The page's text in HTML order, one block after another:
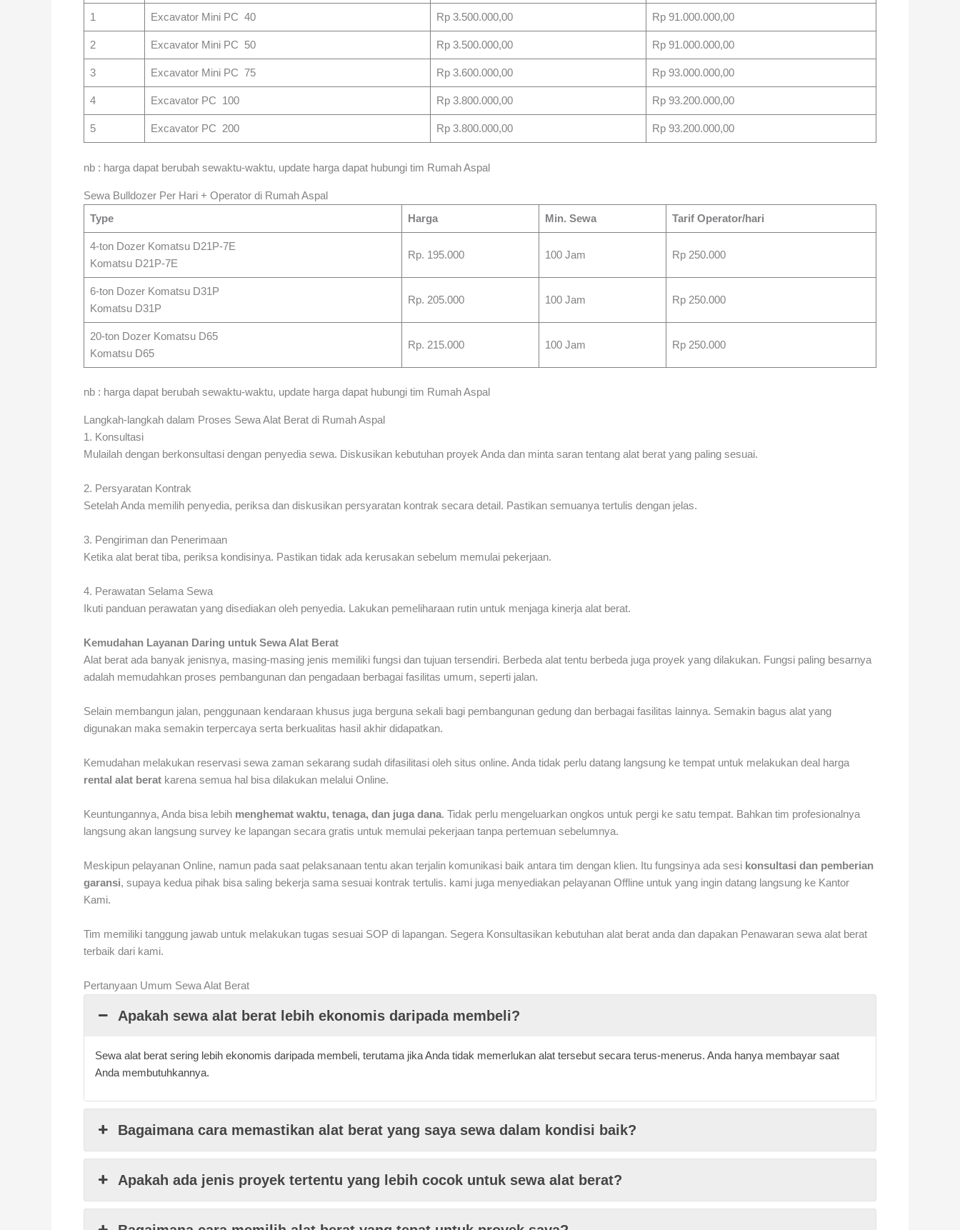
1 Excavator Mini PC 40 Rp 3.500.000,00 Rp 91.000.000,00
2 Excavator Mini PC 50 Rp 3.500.000,00 Rp 91.000.000,00
3 Excavator Mini PC 75 Rp 3.600.000,00 Rp 93.000.000,00
4 Excavator PC 100 Rp 3.800.000,00 Rp 93.200.000,00
5 Excavator PC 200 Rp 3.800.000,00 Rp 93.200.000,00
nb : harga dapat berubah sewaktu-waktu, update harga dapat hubungi tim Rumah Aspal
Sewa Bulldozer Per Hari + Operator di Rumah Aspal
Type
Harga Min. Sewa Tarif Operator/hari
4-ton Dozer Komatsu D21P-7E
Komatsu D21P-7E
Rp. 195.000 100 Jam Rp 250.000
6-ton Dozer Komatsu D31P
Komatsu D31P
Rp. 205.000 100 Jam Rp 250.000
20-ton Dozer Komatsu D65
Komatsu D65
Rp. 215.000 100 Jam Rp 250.000
nb : harga dapat berubah sewaktu-waktu, update harga dapat hubungi tim Rumah Aspal
Langkah-langkah dalam Proses Sewa Alat Berat di Rumah Aspal
1. Konsultasi
Mulailah dengan berkonsultasi dengan penyedia sewa. Diskusikan kebutuhan proyek Anda dan minta saran tentang alat berat yang paling sesuai.
2. Persyaratan Kontrak
Setelah Anda memilih penyedia, periksa dan diskusikan persyaratan kontrak secara detail. Pastikan semuanya tertulis dengan jelas.
3. Pengiriman dan Penerimaan
Ketika alat berat tiba, periksa kondisinya. Pastikan tidak ada kerusakan sebelum memulai pekerjaan.
4. Perawatan Selama Sewa
Ikuti panduan perawatan yang disediakan oleh penyedia. Lakukan pemeliharaan rutin untuk menjaga kinerja alat berat.
Kemudahan Layanan Daring untuk Sewa Alat Berat
Alat berat ada banyak jenisnya, masing-masing jenis memiliki fungsi dan tujuan tersendiri. Berbeda alat tentu berbeda juga proyek yang dilakukan. Fungsi paling besarnya
adalah memudahkan proses pembangunan dan pengadaan berbagai fasilitas umum, seperti jalan.
Selain membangun jalan, penggunaan kendaraan khusus juga berguna sekali bagi pembangunan gedung dan berbagai fasilitas lainnya. Semakin bagus alat yang
digunakan maka semakin terpercaya serta berkualitas hasil akhir didapatkan.
Kemudahan melakukan reservasi sewa zaman sekarang sudah difasilitasi oleh situs online. Anda tidak perlu datang langsung ke tempat untuk melakukan deal harga
rental alat berat karena semua hal bisa dilakukan melalui Online.
Keuntungannya, Anda bisa lebih menghemat waktu, tenaga, dan juga dana. Tidak perlu mengeluarkan ongkos untuk pergi ke satu tempat. Bahkan tim profesionalnya
langsung akan langsung survey ke lapangan secara gratis untuk memulai pekerjaan tanpa pertemuan sebelumnya.
Meskipun pelayanan Online, namun pada saat pelaksanaan tentu akan terjalin komunikasi baik antara tim dengan klien. Itu fungsinya ada sesi konsultasi dan pemberian
garansi, supaya kedua pihak bisa saling bekerja sama sesuai kontrak tertulis. kami juga menyediakan pelayanan Offline untuk yang ingin datang langsung ke Kantor
Kami.
Tim memiliki tanggung jawab untuk melakukan tugas sesuai SOP di lapangan. Segera Konsultasikan kebutuhan alat berat anda dan dapakan Penawaran sewa alat berat
terbaik dari kami.
Pertanyaan Umum Sewa Alat Berat
Apakah sewa alat berat lebih ekonomis daripada membeli?
Sewa alat berat sering lebih ekonomis daripada membeli, terutama jika Anda tidak memerlukan alat tersebut secara terus-menerus. Anda hanya membayar saat
Anda membutuhkannya.
Bagaimana cara memastikan alat berat yang saya sewa dalam kondisi baik?
Apakah ada jenis proyek tertentu yang lebih cocok untuk sewa alat berat?